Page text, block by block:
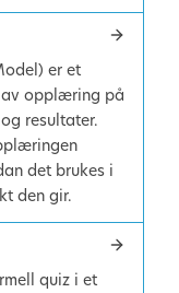
er et
av opplæring på
resultater.
det brukes i
den gir.
quiz i et